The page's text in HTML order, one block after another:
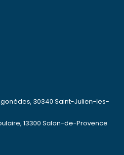
30340 Saint-Julien-les-
13300 Salon-de-Provence